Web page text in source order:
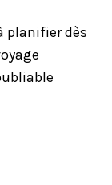
planifier dès